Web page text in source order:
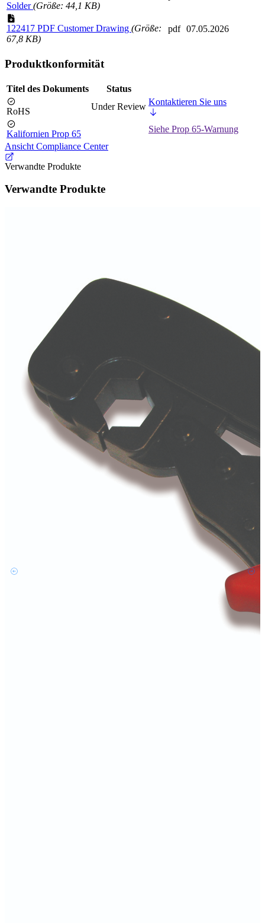
Solder(Größe: 44,1 KB)
122417 PDF Customer Drawing (Größe:
67,8 KB)
pdf 07.05.2026
Produktkonformität
Titel des Dokuments Status
RoHS Under Review Kontaktieren Sie uns
Kalifornien Prop 65
Siehe Prop 65-Warnung
Ansicht Compliance Center
Verwandte Produkte
Verwandte Produkte